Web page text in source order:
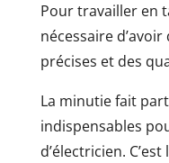
Pour travailler en
nécessaire
précises et des
La minutie fait
indispensables
d’électricien.